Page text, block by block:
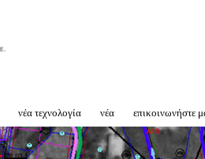
νέα τεχνολογία νέα επικοινωνήστε